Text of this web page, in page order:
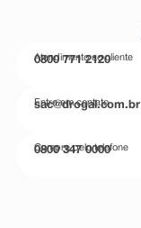
Atendimento ao cliente
0800 771 2120
Entre em contato
sac@drogal.com.br
Compre pelo telefone
0800 347 0000